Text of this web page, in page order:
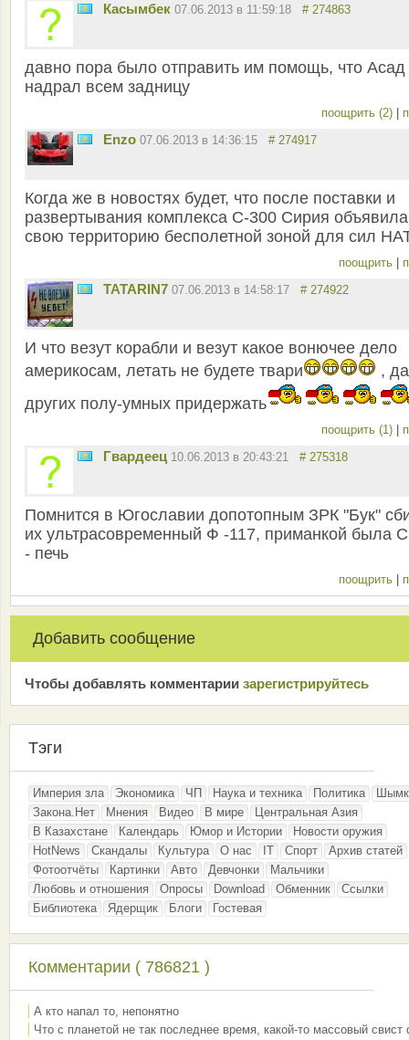
Касымбек 07.06.2013 в 11:59:18 # 274863
давно пора было отправить им помощь, что Асад
надрал всем задницу
поощрить (2)
Enzo 07.06.2013 в 14:36:15 # 274917
Когда же в новостях будет, что после поставки и
развертывания комплекса С-300 Сирия объявила
свою территорию бесполетной зоной для сил
поощрить
TATARIN7 07.06.2013 в 14:58:17 # 274922
И что везут корабли и везут какое вонючее дело
америкосам, летать не будете твари
, да
других полу-умных придержать
поощрить (1)
Гвардеец 10.06.2013 в 20:43:21 # 275318
Помнится в Югославии допотопным ЗРК "Бук"
их ультрасовременный Ф -117, приманкой была
- печь
поощрить
Добавить сообщение
Чтобы добавлять комментарии зарeгиcтрирyйтeсь
Тэги
Империя зла Экономика ЧП Наука и техника Политика
Закона.Нет
Мнения Видео В мире
Центральная Азия
В Казахстане
Календарь Юмор и Истории
Новости оружия
HotNews
Скандалы Культура О нас IT Спорт
Архив статей
Фотоотчёты
Картинки Авто Девчонки
Мальчики
Любовь и отношения
Опросы Download Обменник
Ссылки
Библиотека
Ядерщик Блоги Гостевая
Комментарии ( 786821 )
А кто напал то, непонятно
Что с планетой не так последнее время, какой-то массовый свист